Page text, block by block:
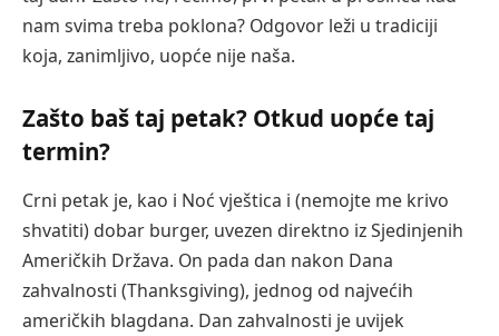
nam svima treba poklona? Odgovor leži u tradiciji
koja, zanimljivo, uopće nije naša.
Zašto baš taj petak? Otkud uopće taj
termin?
Crni petak je, kao i Noć vještica i (nemojte me krivo
shvatiti) dobar burger, uvezen direktno iz Sjedinjenih
Američkih Država. On pada dan nakon Dana
zahvalnosti (Thanksgiving), jednog od najvećih
američkih blagdana. Dan zahvalnosti je uvijek